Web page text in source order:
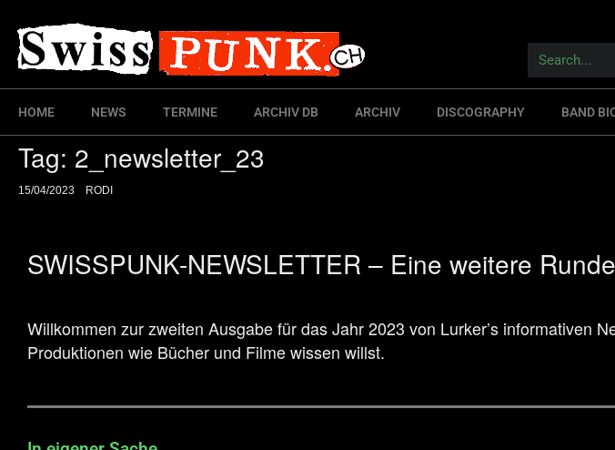
HOME NEWS TERMINE ARCHIV DB ARCHIV DISCOGRAPHY BAND
Tag: 2_newsletter_23
15/04/2023 RODI
SWISSPUNK-NEWSLETTER – Eine weitere
Willkommen zur zweiten Ausgabe für das Jahr 2023 von Lurker’s informativen
Produktionen wie Bücher und Filme wissen willst.